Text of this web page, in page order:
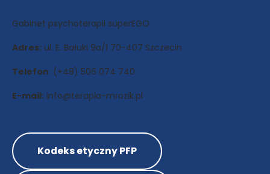
Gabinet psychoterapii superEGO
Adres: ul. E. Bałuki 9a/1 70-407 Szczecin
Telefon: (+48) 506 074 740
E-mail: info@terapia-mrozik.pl
Kodeks etyczny PFP